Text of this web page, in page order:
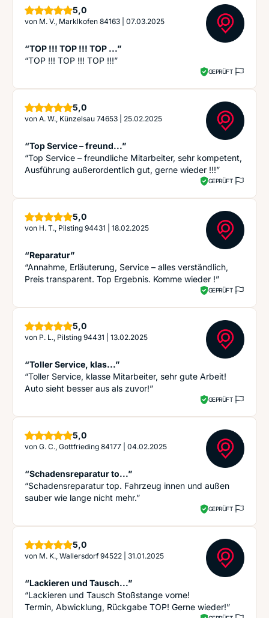
5,0Sterne
von M. V., Marklkofen 84163 07.03.2025
“TOP !!! TOP !!! TOP ...”
“TOP !!! TOP !!! TOP !!!”
GEPRÜFT
5,0Sterne
von A. W., Künzelsau 74653 25.02.2025
“Top Service – freund...”
“Top Service – freundliche Mitarbeiter, sehr kompetent,
Ausführung außerordentlich gut, gerne wieder !!!”
GEPRÜFT
5,0Sterne
von H. T., Pilsting 94431 18.02.2025
“Reparatur”
“Annahme, Erläuterung, Service – alles verständlich,
Preis transparent. Top Ergebnis. Komme wieder !”
GEPRÜFT
5,0Sterne
von P. L., Pilsting 94431 13.02.2025
“Toller Service, klas...”
“Toller Service, klasse Mitarbeiter, sehr gute Arbeit!
Auto sieht besser aus als zuvor!”
GEPRÜFT
5,0Sterne
von G. C., Gottfrieding 84177 04.02.2025
“Schadensreparatur to...”
“Schadensreparatur top. Fahrzeug innen und außen
sauber wie lange nicht mehr.”
GEPRÜFT
5,0Sterne
von M. K., Wallersdorf 94522 31.01.2025
“Lackieren und Tausch...”
“Lackieren und Tausch Stoßstange vorne!
Termin, Abwicklung, Rückgabe TOP! Gerne wieder!”